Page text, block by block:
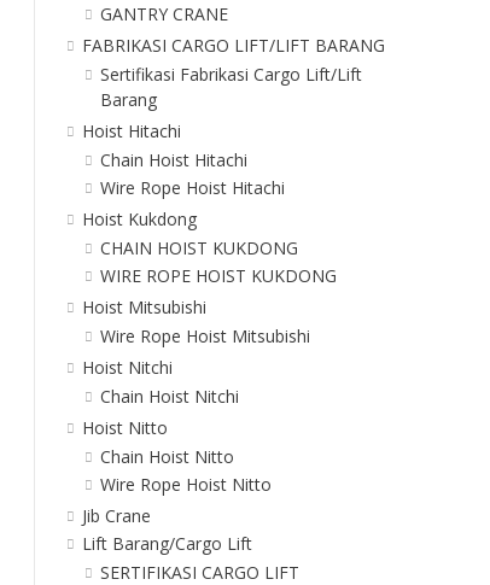
GANTRY CRANE
FABRIKASI CARGO LIFT/LIFT BARANG
Sertifikasi Fabrikasi Cargo Lift/Lift
Barang
Hoist Hitachi
Chain Hoist Hitachi
Wire Rope Hoist Hitachi
Hoist Kukdong
CHAIN HOIST KUKDONG
WIRE ROPE HOIST KUKDONG
Hoist Mitsubishi
Wire Rope Hoist Mitsubishi
Hoist Nitchi
Chain Hoist Nitchi
Hoist Nitto
Chain Hoist Nitto
Wire Rope Hoist Nitto
Jib Crane
Lift Barang/Cargo Lift
SERTIFIKASI CARGO LIFT